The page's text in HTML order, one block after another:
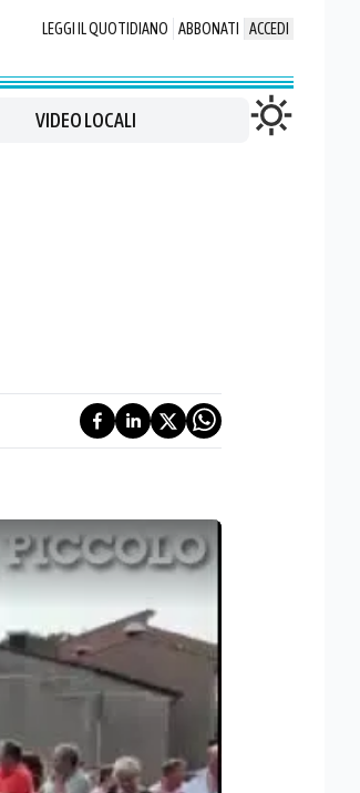
LEGGI IL QUOTIDIANO ABBONATI ACCEDI
VIDEO LOCALI